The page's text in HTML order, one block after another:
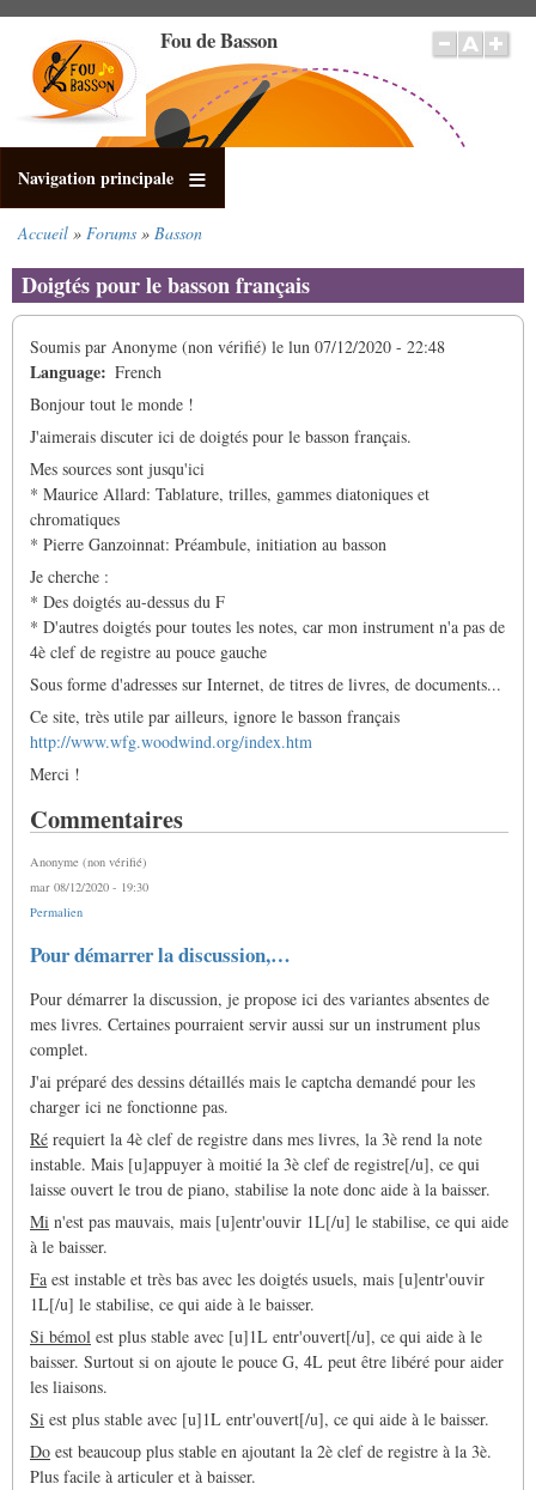
contenu
principal
Fou de Basson
Navigation principale
d'Ariane
Accueil Forums Basson
Doigtés pour le basson français
Soumis par Anonyme (non vérifié) le lun 07/12/2020 - 22:48
Language
French
Bonjour tout le monde !
J'aimerais discuter ici de doigtés pour le basson français.
Mes sources sont jusqu'ici
* Maurice Allard: Tablature, trilles, gammes diatoniques et
chromatiques
* Pierre Ganzoinnat: Préambule, initiation au basson
Je cherche :
* Des doigtés au-dessus du F
* D'autres doigtés pour toutes les notes, car mon instrument n'a pas de
4è clef de registre au pouce gauche
Sous forme d'adresses sur Internet, de titres de livres, de documents...
Ce site, très utile par ailleurs, ignore le basson français
http://www.wfg.woodwind.org/index.htm
Merci !
Commentaires
Anonyme (non vérifié)
mar 08/12/2020 - 19:30
Permalien
Pour démarrer la discussion,…
Pour démarrer la discussion, je propose ici des variantes absentes de
mes livres. Certaines pourraient servir aussi sur un instrument plus
complet.
J'ai préparé des dessins détaillés mais le captcha demandé pour les
charger ici ne fonctionne pas.
Ré requiert la 4è clef de registre dans mes livres, la 3è rend la note
instable. Mais [u]appuyer à moitié la 3è clef de registre[/u], ce qui
laisse ouvert le trou de piano, stabilise la note donc aide à la baisser.
Mi n'est pas mauvais, mais [u]entr'ouvir 1L[/u] le stabilise, ce qui aide
à le baisser.
Fa est instable et très bas avec les doigtés usuels, mais [u]entr'ouvir
1L[/u] le stabilise, ce qui aide à le baisser.
Si bémol est plus stable avec [u]1L entr'ouvert[/u], ce qui aide à le
baisser. Surtout si on ajoute le pouce G, 4L peut être libéré pour aider
les liaisons.
Si est plus stable avec [u]1L entr'ouvert[/u], ce qui aide à le baisser.
Do est beaucoup plus stable en ajoutant la 2è clef de registre à la 3è.
Plus facile à articuler et à baisser.